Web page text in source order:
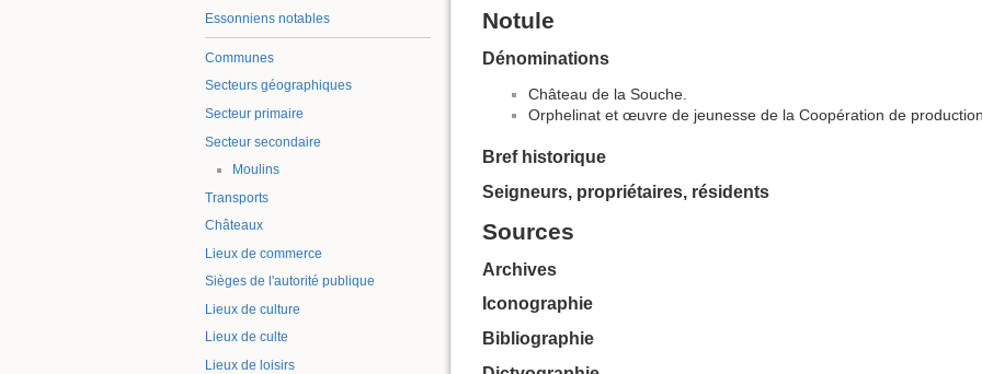
Essonniens notables
Communes
Secteurs géographiques
Secteur primaire
Secteur secondaire
Moulins
Transports
Châteaux
Lieux de commerce
Sièges de l'autorité publique
Lieux de culture
Lieux de culte
Lieux de loisirs
Notule
Dénominations
Château de la Souche.
Orphelinat et œuvre de jeunesse de la Coopération de production.
Bref historique
Seigneurs, propriétaires, résidents
Sources
Archives
Iconographie
Bibliographie